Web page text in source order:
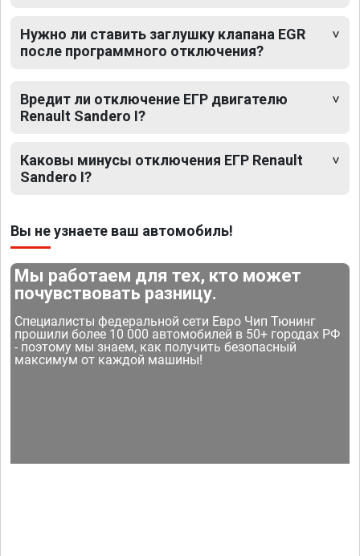
Нужно ли ставить заглушку клапана EGR
после программного отключения?
Вредит ли отключение ЕГР двигателю
Renault Sandero I?
Каковы минусы отключения ЕГР Renault
Sandero I?
Вы не узнаете ваш автомобиль!
Мы работаем для тех, кто может
почувствовать разницу.
Специалисты федеральной сети Евро Чип Тюнинг
прошили более 10 000 автомобилей в 50+ городах РФ
- поэтому мы знаем, как получить безопасный
максимум от каждой машины!